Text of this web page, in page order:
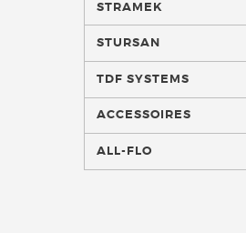
STRAMEK
STURSAN
TDF SYSTEMS
ACCESSOIRES
ALL-FLO